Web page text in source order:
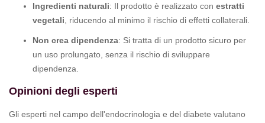
Ingredienti naturali: Il prodotto è realizzato con estratti
vegetali, riducendo al minimo il rischio di effetti collaterali.
Non crea dipendenza: Si tratta di un prodotto sicuro per
un uso prolungato, senza il rischio di sviluppare
dipendenza.
Opinioni degli esperti
Gli esperti nel campo dell'endocrinologia e del diabete valutano